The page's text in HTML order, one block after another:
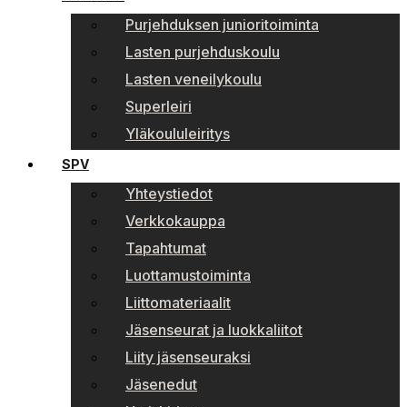
Purjehduksen junioritoiminta
Lasten purjehduskoulu
Lasten veneilykoulu
Superleiri
Yläkoululeiritys
SPV
Yhteystiedot
Verkkokauppa
Tapahtumat
Luottamustoiminta
Liittomateriaalit
Jäsenseurat ja luokkaliitot
Liity jäsenseuraksi
Jäsenedut